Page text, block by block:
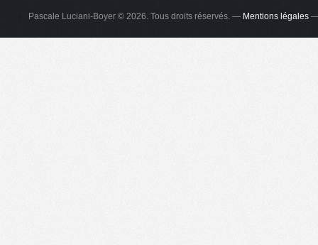
Pascale Luciani-Boyer © 2026. Tous droits réservés. — Mentions légales